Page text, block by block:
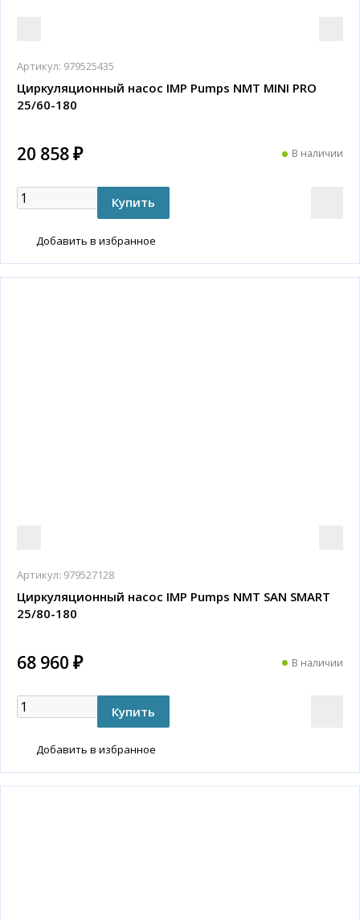
Артикул: 979525435
Циркуляционный насос IMP Pumps NMT MINI PRO
25/60-180
20 858 ₽ В наличии
Добавить в избранное
Артикул: 979527128
Циркуляционный насос IMP Pumps NMT SAN SMART
25/80-180
68 960 ₽ В наличии
Добавить в избранное